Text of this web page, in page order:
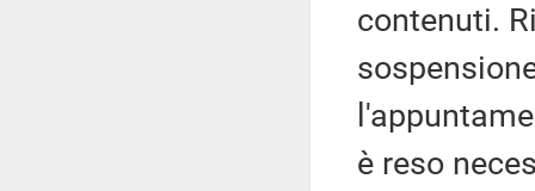
contenuti.
è reso